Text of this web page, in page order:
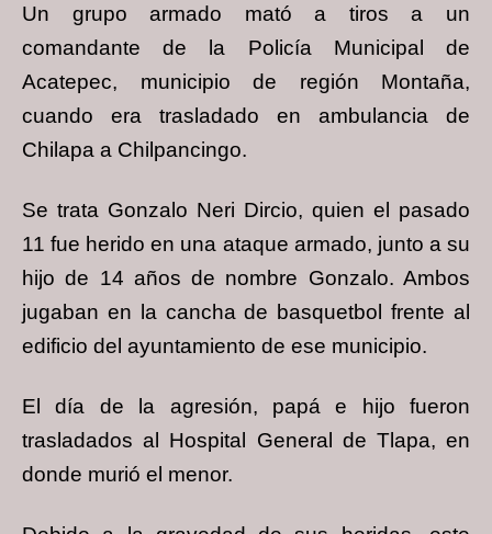
Un grupo armado mató a tiros a un
comandante de la Policía Municipal de
Acatepec, municipio de región Montaña,
cuando era trasladado en ambulancia de
Chilapa a Chilpancingo.
Se trata Gonzalo Neri Dircio, quien el pasado
11 fue herido en una ataque armado, junto a su
hijo de 14 años de nombre Gonzalo. Ambos
jugaban en la cancha de basquetbol frente al
edificio del ayuntamiento de ese municipio.
El día de la agresión, papá e hijo fueron
trasladados al Hospital General de Tlapa, en
donde murió el menor.